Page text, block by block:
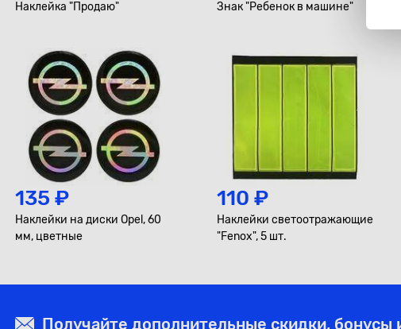
Наклейка "Продаю" Знак "Ребенок в машине"
135 ₽
Наклейки на диски Opel, 60
мм, цветные
110 ₽
Наклейки светоотражающие
"Fenox", 5 шт.
Получайте дополнительные скидки,